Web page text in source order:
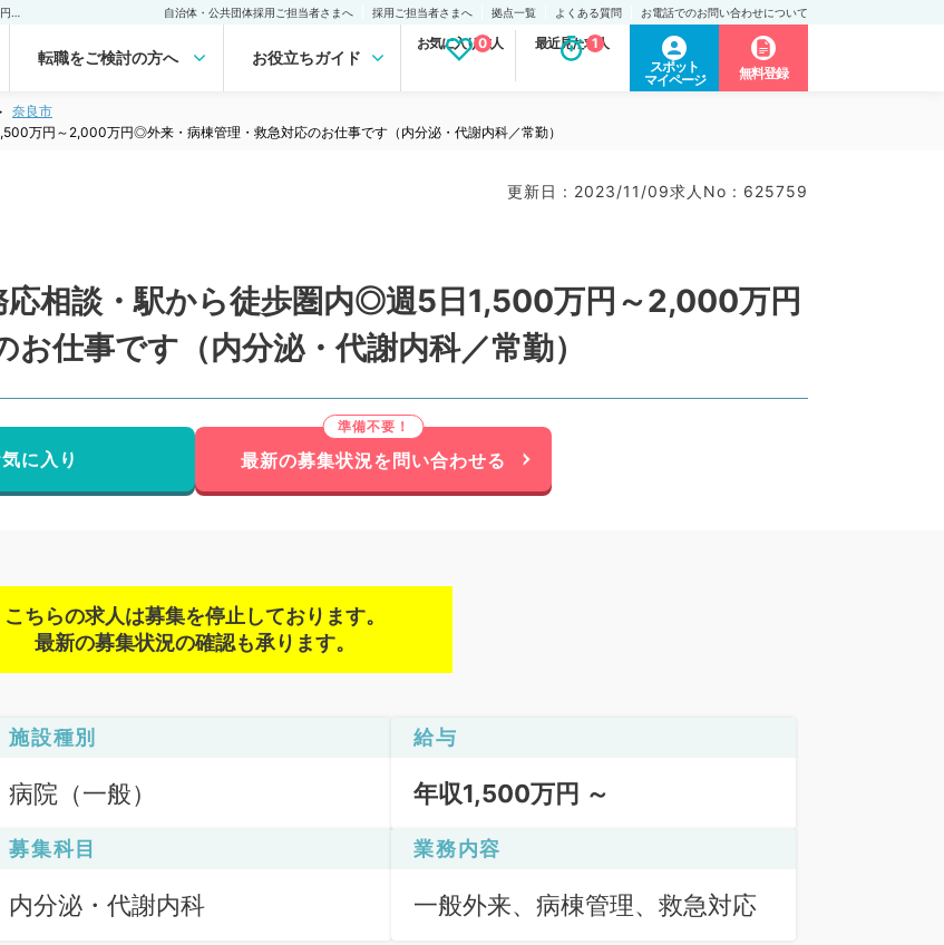
自治体・公共団体採用ご担当者さまへ 採用ご担当者さまへ 拠点一覧 よくある質問 お電話でのお問い合わせについて
転職をご検討の方へ お役立ちガイド
お気に入り求人
0 最近見た求人
1
スポット
マイページ
無料登録
奈良市
万円～2,000万円◎外来・病棟管理・救急対応のお仕事です（内分泌・代謝内科／常勤）
更新日 : 2023/11/09求人No : 625759
応相談・駅から徒歩圏内◎週5日1,500万円～2,000万円
仕事です（内分泌・代謝内科／常勤）
に入り 最新の募集状況を問い合わせる
こちらの求人は募集を停止しております。
最新の募集状況の確認も承ります。
施設種別
病院（一般）
給与
年収1,500万円 ～
募集科目
内分泌・代謝内科
業務内容
一般外来、病棟管理、救急対応